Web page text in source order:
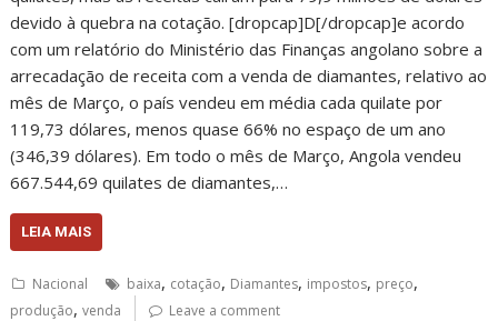
devido à quebra na cotação. [dropcap]D[/dropcap]e acordo
com um relatório do Ministério das Finanças angolano sobre a
arrecadação de receita com a venda de diamantes, relativo ao
mês de Março, o país vendeu em média cada quilate por
119,73 dólares, menos quase 66% no espaço de um ano
(346,39 dólares). Em todo o mês de Março, Angola vendeu
667.544,69 quilates de diamantes,…
LEIA MAIS
Nacional baixa, cotação, Diamantes, impostos, preço,
produção,venda Leave a comment